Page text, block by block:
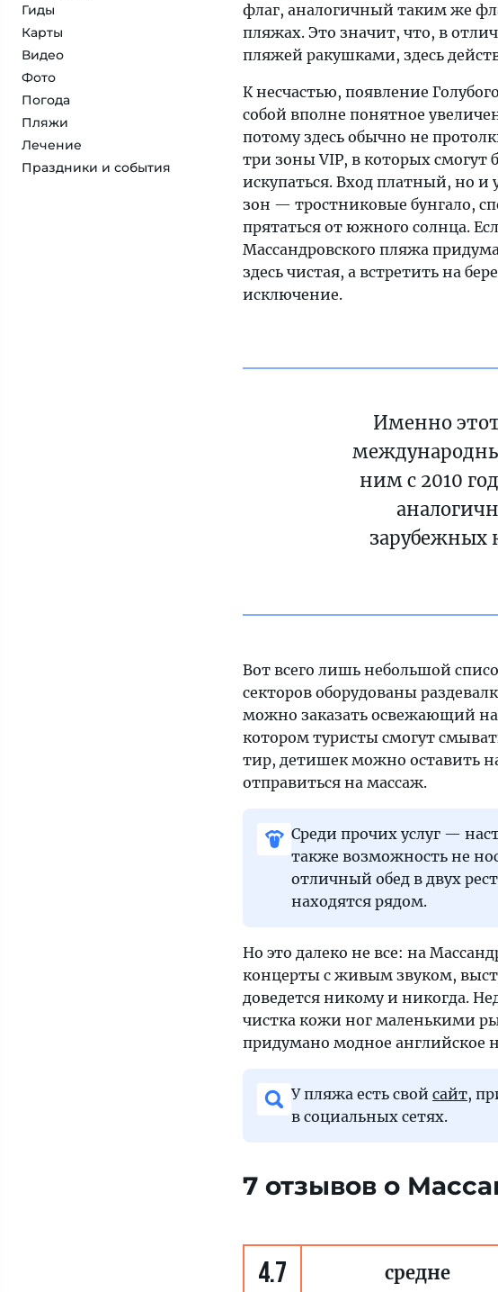
Гиды
Карты
Видео
Фото
Погода
Пляжи
Лечение
Праздники и события
флаг, аналогичный таким же
пляжах. Это значит, что, в
пляжей ракушками, здесь
К несчастью, появление
собой вполне понятное
потому здесь обычно не
три зоны VIP, в которых смогут
искупаться. Вход платный, но и
зон — тростниковые бунгало,
прятаться от южного солнца.
Массандровского пляжа
здесь чистая, а встретить на
исключение.
Именно
ним с 2010
зарубежных
Вот всего лишь небольшой
секторов оборудованы
можно заказать освежающий
котором туристы смогут
тир, детишек можно оставить
отправиться на массаж.
Среди прочих услуг —
также возможность не
отличный обед в двух
находятся рядом.
Но это далеко не все: на
концерты с живым звуком,
доведется никому и никогда.
чистка кожи ног маленькими
придумано модное английское
У пляжа есть свой сайт,
в социальных сетях.
7 отзывов о
4.7 средне